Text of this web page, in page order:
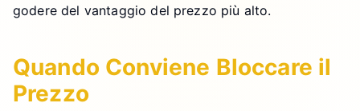
godere del vantaggio del prezzo più alto.
Quando Conviene Bloccare il
Prezzo